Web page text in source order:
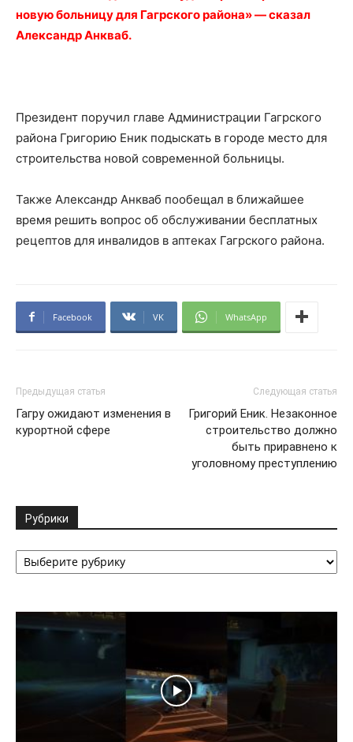
новую больницу для Гагрского района» — сказал
Александр Анкваб.
Президент поручил главе Администрации Гагрского
района Григорию Еник подыскать в городе место для
строительства новой современной больницы.
Также Александр Анкваб пообещал в ближайшее
время решить вопрос об обслуживании бесплатных
рецептов для инвалидов в аптеках Гагрского района.
Facebook VK WhatsApp
Предыдущая статья
Гагру ожидают изменения в
курортной сфере
Следующая статья
Григорий Еник. Незаконное
строительство должно
быть приравнено к
уголовному преступлению
Рубрики
Рубрики